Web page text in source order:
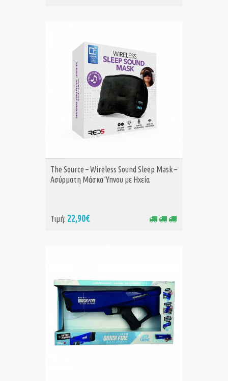
ΑΓΟΡΑ
The Source – Wireless Sound Sleep Mask –
Ασύρματη Μάσκα Ύπνου με Ηχεία
Τιμή: 22,90€